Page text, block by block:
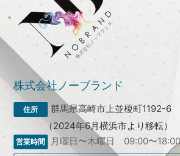
株式会社ノーブランド
群馬県高崎市上並榎町1192-6
（2024年6月横浜市より移転）
月曜日〜木曜日 09:00〜